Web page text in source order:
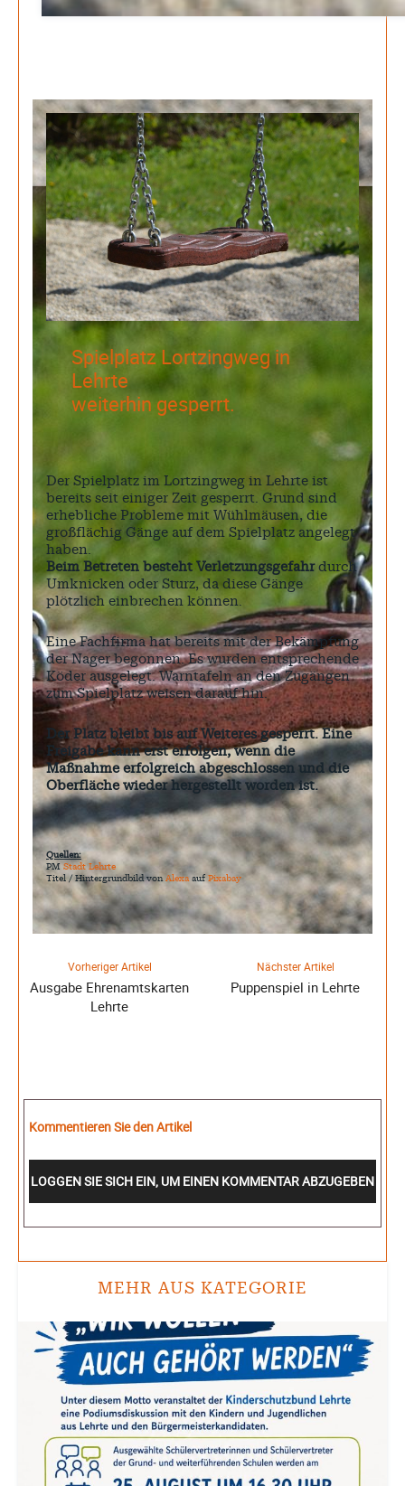
Januar 2026
MEHR AUS KATEGORIE
Spielplatz Lortzingweg in
Lehrte
weiterhin gesperrt.
Der Spielplatz im Lortzingweg in Lehrte ist
bereits seit einiger Zeit gesperrt. Grund sind
erhebliche Probleme mit Wühlmäusen, die
großflächig Gänge auf dem Spielplatz angelegt
haben.
Beim Betreten besteht Verletzungsgefahrdurch
Umknicken oder Sturz, da diese Gänge
plötzlich einbrechen können.
Eine Fachfirma hat bereits mit der Bekämpfung
der Nager begonnen. Es wurden entsprechende
Köder ausgelegt. Warntafeln an den Zugängen
zum Spielplatz weisen darauf hin.
Der Platz bleibt bis auf Weiteres gesperrt. Eine
Freigabe kann erst erfolgen, wenn die
Maßnahme erfolgreich abgeschlossen und die
Oberfläche wieder hergestellt worden ist.
Quellen:
PM Stadt Lehrte
Titel / Hintergrundbild von Alexa auf Pixabay
Vorheriger Artikel
Ausgabe Ehrenamtskarten
Lehrte
Nächster Artikel
Puppenspiel in Lehrte
Kommentieren Sie den Artikel
LOGGEN SIE SICH EIN, UM EINEN KOMMENTAR ABZUGEBEN